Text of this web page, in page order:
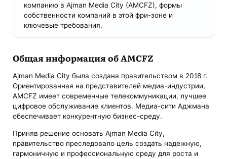
компанию в Ajman Media City (AMCFZ), формы
собственности компаний в этой фри-зоне и
ключевые требования.
Общая информация об AMCFZ
Ajman Media City была создана правительством в 2018 г.
Ориентированная на представителей медиа-индустрии,
AMCFZ имеет современные телекоммуникации, лучшее
цифровое обслуживание клиентов. Медиа-сити Аджмана
обеспечивает конкурентную бизнес-среду.
Приняв решение основать Ajman Media City,
правительство преследовало цель создать надежную,
гармоничную и профессиональную среду для роста и